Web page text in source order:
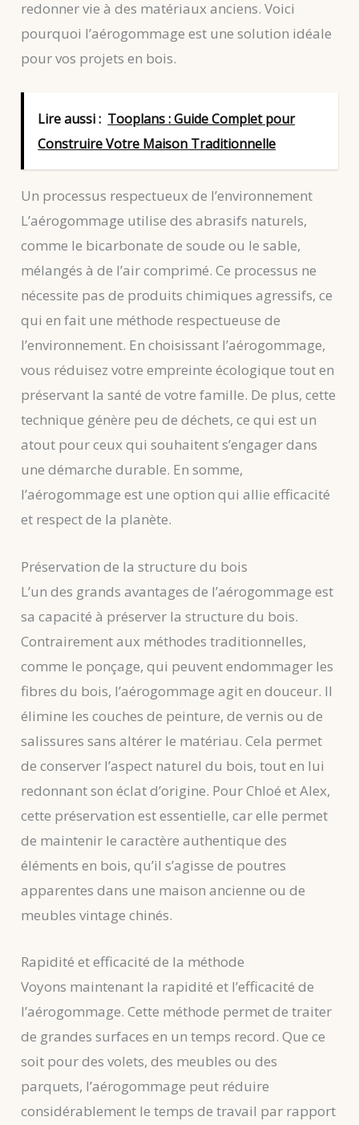
redonner vie à des matériaux anciens. Voici
pourquoi l’aérogommage est une solution idéale
pour vos projets en bois.
Lire aussi : Tooplans : Guide Complet pour
Construire Votre Maison Traditionnelle
Un processus respectueux de l’environnement
L’aérogommage utilise des abrasifs naturels,
comme le bicarbonate de soude ou le sable,
mélangés à de l’air comprimé. Ce processus ne
nécessite pas de produits chimiques agressifs, ce
qui en fait une méthode respectueuse de
l’environnement. En choisissant l’aérogommage,
vous réduisez votre empreinte écologique tout en
préservant la santé de votre famille. De plus, cette
technique génère peu de déchets, ce qui est un
atout pour ceux qui souhaitent s’engager dans
une démarche durable. En somme,
l’aérogommage est une option qui allie efficacité
et respect de la planète.
Préservation de la structure du bois
L’un des grands avantages de l’aérogommage est
sa capacité à préserver la structure du bois.
Contrairement aux méthodes traditionnelles,
comme le ponçage, qui peuvent endommager les
fibres du bois, l’aérogommage agit en douceur. Il
élimine les couches de peinture, de vernis ou de
salissures sans altérer le matériau. Cela permet
de conserver l’aspect naturel du bois, tout en lui
redonnant son éclat d’origine. Pour Chloé et Alex,
cette préservation est essentielle, car elle permet
de maintenir le caractère authentique des
éléments en bois, qu’il s’agisse de poutres
apparentes dans une maison ancienne ou de
meubles vintage chinés.
Rapidité et efficacité de la méthode
Voyons maintenant la rapidité et l’efficacité de
l’aérogommage. Cette méthode permet de traiter
de grandes surfaces en un temps record. Que ce
soit pour des volets, des meubles ou des
parquets, l’aérogommage peut réduire
considérablement le temps de travail par rapport